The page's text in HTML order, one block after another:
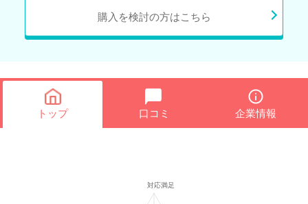
購入を検討の方はこちら
トップ 口コミ 企業情報